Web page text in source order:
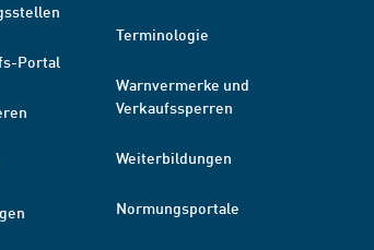
Portal
Terminologie
Warnvermerke und
Verkaufssperren
Weiterbildungen
Normungsportale